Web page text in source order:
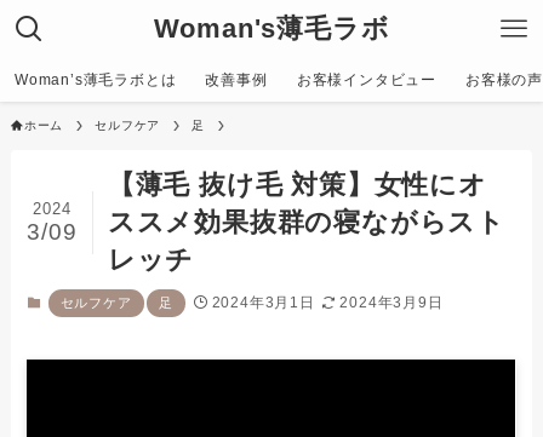
Woman's薄毛ラボ
Woman’s薄毛ラボとは 改善事例 お客様インタビュー お客様の
ホーム セルフケア 足
【薄毛 抜け毛 対策】女性にオ
ススメ効果抜群の寝ながらスト
レッチ
2024
3/09
セルフケア 足 2024年3月1日 2024年3月9日